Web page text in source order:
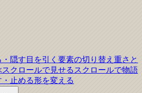
・隠す 目を引く 要素の切り替え 重さと
スクロールで見せる スクロールで物語
止める形を変える